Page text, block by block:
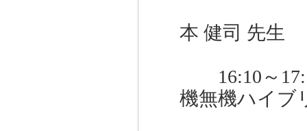
本 健司 先生
16:10～
機無機ハイブ